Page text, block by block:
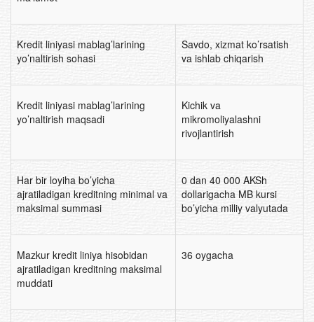
Kredit liniyasi mablag’larining
yo’naltirish sohasi
Savdo, xizmat ko’rsatish
va ishlab chiqarish
Kredit liniyasi mablag’larining
yo’naltirish maqsadi
Kichik va
mikromoliyalashni
rivojlantirish
Har bir loyiha bo’yicha
ajratiladigan kreditning minimal va
maksimal summasi
0 dan 40 000 AKSh
dollarigacha MB kursi
bo’yicha milliy valyutada
Mazkur kredit liniya hisobidan
ajratiladigan kreditning maksimal
muddati
36 oygacha